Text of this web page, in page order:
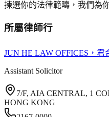
揀選你的法律範疇，我們為
所屬律師行
JUN HE LAW OFFICES ，君
Assistant Solicitor
7/F, AIA CENTRAL, 1
HONG KONG